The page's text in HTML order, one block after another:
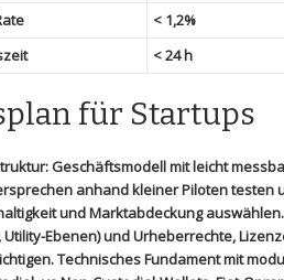
< 1,2%
<⁢ 24 h
für Startups
Geschäftsmodell ⁤mit⁣ leicht
anhand⁣ kleiner Piloten testen
und Marktabdeckung
, Utility-Ebenen) und⁣ Urheberrechte,
Technisches ‍Fundament mit